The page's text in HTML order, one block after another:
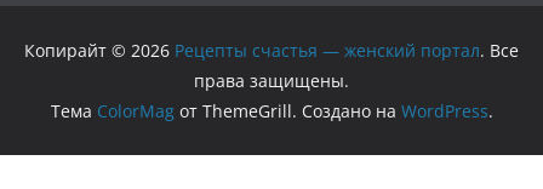
Копирайт © 2026 Рецепты счастья — женский портал. Все
права защищены.
Тема ColorMagот ThemeGrill. Создано на WordPress.